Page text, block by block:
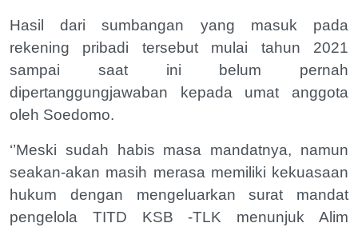
Hasil dari sumbangan yang masuk pada
rekening pribadi tersebut mulai tahun 2021
sampai saat ini belum pernah
dipertanggungjawaban kepada umat anggota
oleh Soedomo.
‘’Meski sudah habis masa mandatnya, namun
seakan-akan masih merasa memiliki kekuasaan
hukum dengan mengeluarkan surat mandat
pengelola TITD KSB -TLK menunjuk Alim